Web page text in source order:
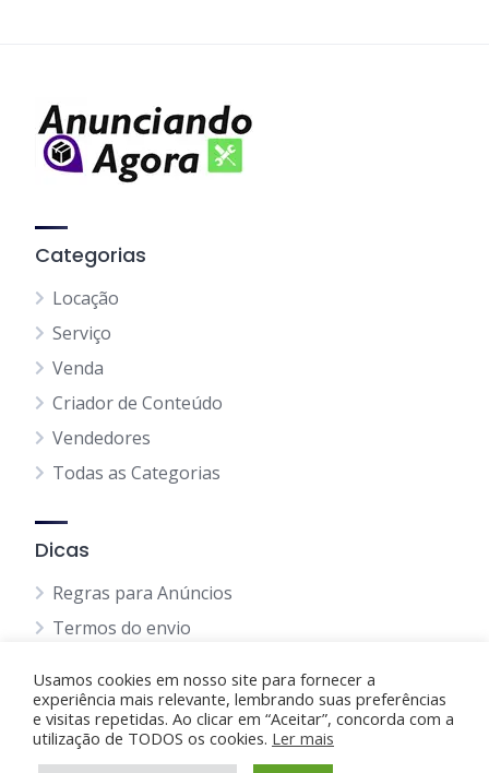
Categorias
Locação
Serviço
Venda
Criador de Conteúdo
Vendedores
Todas as Categorias
Dicas
Regras para Anúncios
Termos do envio
Política de Cookie
Blog
Usamos cookies em nosso site para fornecer a
experiência mais relevante, lembrando suas preferências
e visitas repetidas. Ao clicar em “Aceitar”, concorda com a
utilização de TODOS os cookies. Ler mais